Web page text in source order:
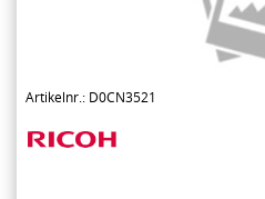
Artikelnr.: D0CN3521